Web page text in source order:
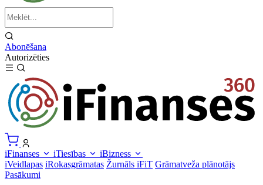
Abonēšana
Autorizēties
iFinanses iTiesības
iBizness
iVeidlapas iRokasgrāmatas Žurnāls iFiT Grāmatveža plānotājs
Pasākumi